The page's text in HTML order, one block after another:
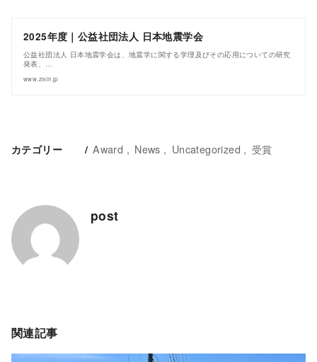
2025年度｜公益社団法人 日本地震学会
公益社団法人 日本地震学会は、地震学に関する学理及びその応用についての研究
発表、…
www.zisin.jp
カテゴリー Award News Uncategorized 受賞
post
関連記事